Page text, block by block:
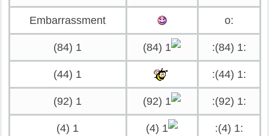
:o
Embarrassment
:1 (84):
1 (84)
:1 (44):
1 (44)
:1 (92):
1 (92)
:1 (4):
1 (4)